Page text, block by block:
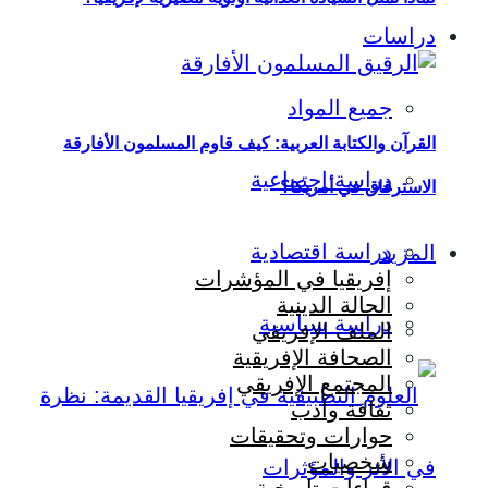
دراسات
جميع المواد
دراسة اجتماعية
دراسة اقتصادية
دراسة سياسية
القرآن والكتابة العربية: كيف قاوم المسلمون الأفارقة
الاسترقاق في أمريكا؟
المزيد
إفريقيا في المؤشرات
الحالة الدينية
الملف الإفريقي
الصحافة الإفريقية
المجتمع الإفريقي
ثقافة وأدب
حوارات وتحقيقات
شخصيات